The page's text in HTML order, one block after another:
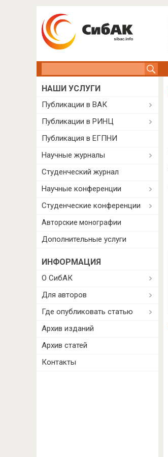
НАШИ УСЛУГИ
Публикации в ВАК
Публикации в РИНЦ
Публикация в ЕГПНИ
Научные журналы
Студенческий журнал
Научные конференции
Студенческие конференции
Авторские монографии
Дополнительные услуги
ИНФОРМАЦИЯ
О СибАК
Для авторов
Где опубликовать статью
Архив изданий
Архив статей
Контакты